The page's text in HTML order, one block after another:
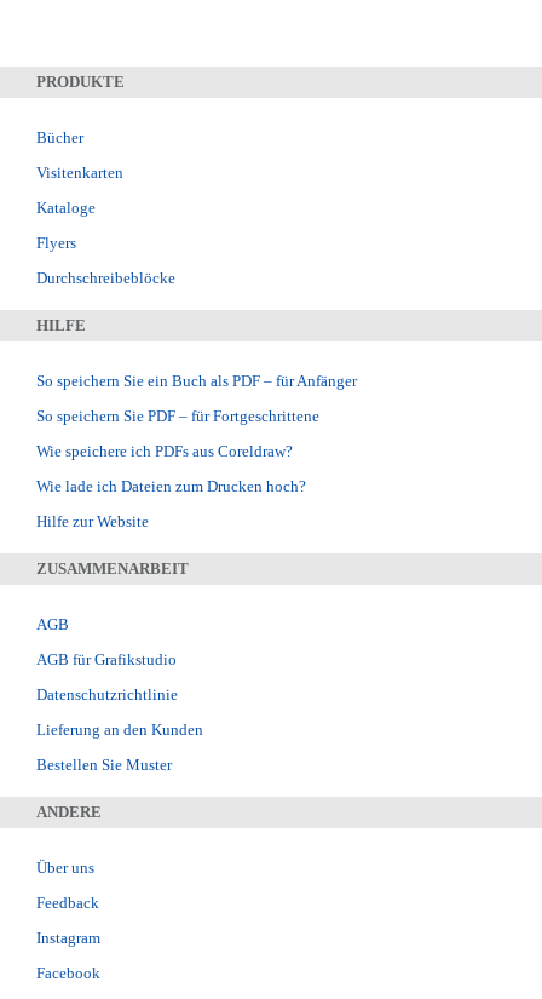
PRODUKTE
Bücher
Visitenkarten
Kataloge
Flyers
Durchschreibeblöcke
HILFE
So speichern Sie ein Buch als PDF – für Anfänger
So speichern Sie PDF – für Fortgeschrittene
Wie speichere ich PDFs aus Coreldraw?
Wie lade ich Dateien zum Drucken hoch?
Hilfe zur Website
ZUSAMMENARBEIT
AGB
AGB für Grafikstudio
Datenschutzrichtlinie
Lieferung an den Kunden
Bestellen Sie Muster
ANDERE
Über uns
Feedback
Instagram
Facebook